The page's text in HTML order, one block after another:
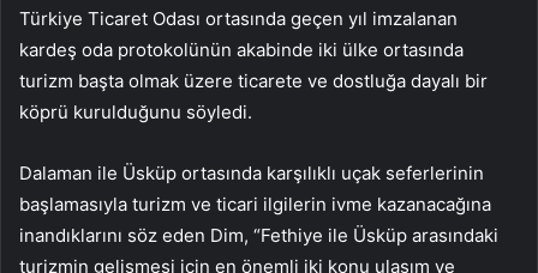
Türkiye Ticaret Odası ortasında geçen yıl imzalanan
kardeş oda protokolünün akabinde iki ülke ortasında
turizm başta olmak üzere ticarete ve dostluğa dayalı bir
köprü kurulduğunu söyledi.
Dalaman ile Üsküp ortasında karşılıklı uçak seferlerinin
başlamasıyla turizm ve ticari ilgilerin ivme kazanacağına
inandıklarını söz eden Dim, “Fethiye ile Üsküp arasındaki
turizmin gelişmesi için en önemli iki konu ulaşım ve